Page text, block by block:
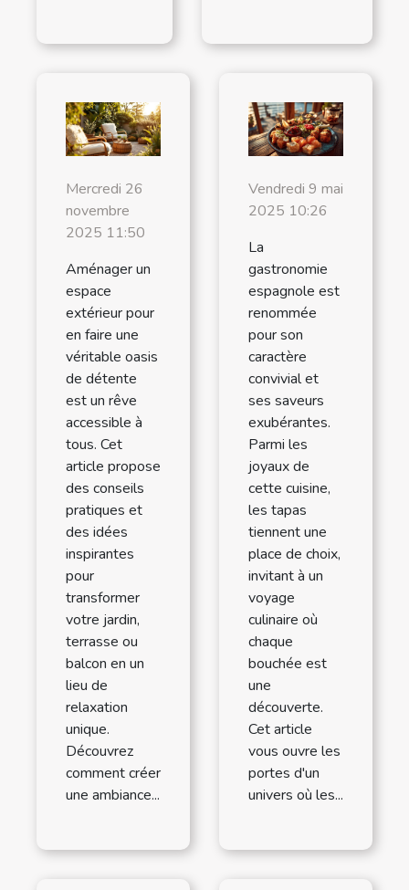
Mercredi 26
novembre
2025 11:50
Aménager un
espace
extérieur pour
en faire une
véritable oasis
de détente
est un rêve
accessible à
tous. Cet
article propose
des conseils
pratiques et
des idées
inspirantes
pour
transformer
votre jardin,
terrasse ou
balcon en un
lieu de
relaxation
unique.
Découvrez
comment créer
une ambiance...
Vendredi 9 mai
2025 10:26
La
gastronomie
espagnole est
renommée
pour son
caractère
convivial et
ses saveurs
exubérantes.
Parmi les
joyaux de
cette cuisine,
les tapas
tiennent une
place de choix,
invitant à un
voyage
culinaire où
chaque
bouchée est
une
découverte.
Cet article
vous ouvre les
portes d'un
univers où les...